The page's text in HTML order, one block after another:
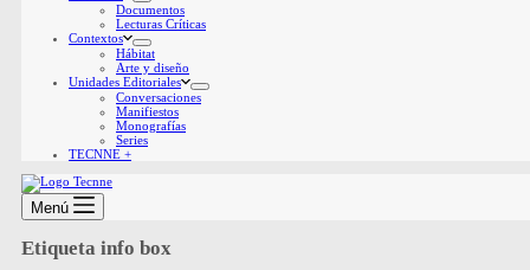
Documentos
Lecturas Críticas
Contextos
Hábitat
Arte y diseño
Unidades Editoriales
Conversaciones
Manifiestos
Monografías
Series
TECNNE +
Menú
Etiqueta info box